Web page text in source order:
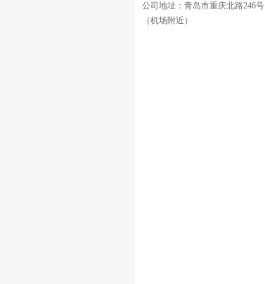
公司地址：青岛市重庆北路246号
（机场附近）